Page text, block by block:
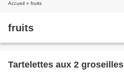
Accueil » fruits
fruits
Tartelettes aux 2 groseilles